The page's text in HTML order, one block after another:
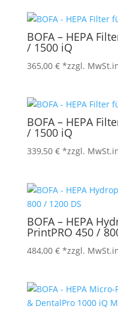
BOFA – HEPA
/ 1500 iQ
365,00 € *zzgl. MwSt.
BOFA – HEPA
/ 1500 iQ
339,50 € *zzgl. MwSt.
BOFA – HEPA
PrintPRO 450 /
484,00 € *zzgl. MwSt.